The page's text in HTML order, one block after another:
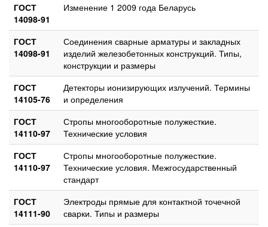
ГОСТ
14098-91
Изменение 1 2009 года Беларусь
ГОСТ
14098-91
Соединения сварные арматуры и закладных
изделий железобетонных конструкций. Типы,
конструкции и размеры
ГОСТ
14105-76
Детекторы ионизирующих излучений. Термины
и определения
ГОСТ
14110-97
Стропы многооборотные полужесткие.
Технические условия
ГОСТ
14110-97
Стропы многооборотные полужесткие.
Технические условия. Межгосударственный
стандарт
ГОСТ
14111-90
Электроды прямые для контактной точечной
сварки. Типы и размеры